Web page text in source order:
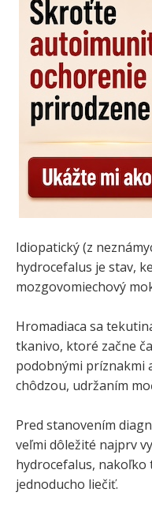
Idiopatický (z
hydrocefalus je stav,
mozgovomiechový
Hromadiaca sa
tkanivo, ktoré začne
podobnými príznakmi
chôdzou, udržaním
Pred stanovením
veľmi dôležité najprv
hydrocefalus,
jednoducho liečiť.